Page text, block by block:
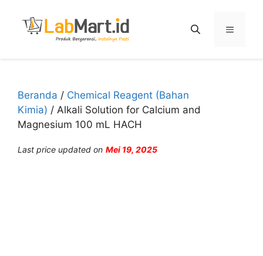
Menu
Beranda / Chemical Reagent (Bahan
Kimia) / Alkali Solution for Calcium and
Magnesium 100 mL HACH
Last price updated on Mei 19, 2025